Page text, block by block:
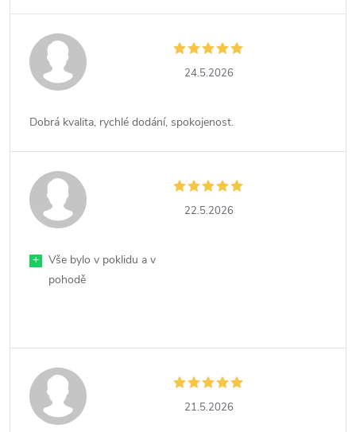
24.5.2026
Dobrá kvalita, rychlé dodání, spokojenost.
22.5.2026
+
Vše bylo v poklidu a v
pohodě
21.5.2026